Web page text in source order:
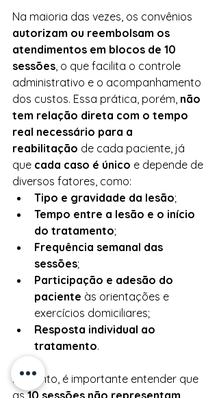
Na maioria das vezes, os convênios
autorizam ou reembolsam os
atendimentos em blocos de 10
sessões, o que facilita o controle
administrativo e o acompanhamento
dos custos. Essa prática, porém, não
tem relação direta com o tempo
real necessário para a
reabilitação de cada paciente, já
que cada caso é único e depende de
diversos fatores, como:
Tipo e gravidade da lesão;
Tempo entre a lesão e o início
do tratamento;
Frequência semanal das
sessões;
Participação e adesão do
paciente às orientações e
exercícios domiciliares;
Resposta individual ao
tratamento.
Portanto, é importante entender que